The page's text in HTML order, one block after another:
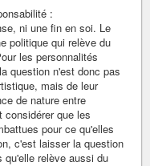
:
ni une fin en soi. Le
politique qui relève du
les personnalités
question n'est donc pas
mais de leur
de nature entre
considérer que les
pour ce qu'elles
c'est laisser la question
qu'elle relève aussi du